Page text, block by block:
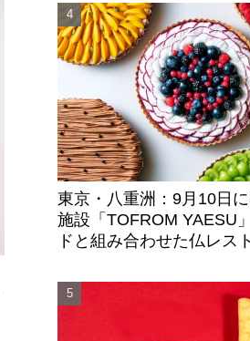
東京・八重洲：9月10日
施設「TOFROM YAESU
ドと組み合わせた仏レス